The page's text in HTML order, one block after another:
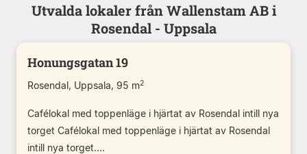
Utvalda lokaler från Wallenstam AB i
Rosendal - Uppsala
Honungsgatan 19
Rosendal, Uppsala, 95 m2
Cafélokal med toppenläge i hjärtat av Rosendal intill nya
torget Cafélokal med toppenläge i hjärtat av Rosendal
intill nya torget....